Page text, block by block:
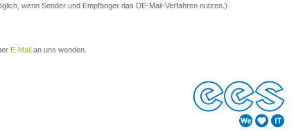
wenn Sender und Empfänger das DE-Mail-Verfahren nutzen.)
E-Mail an uns wenden.